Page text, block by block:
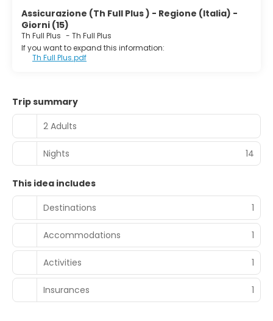
Assicurazione (Th Full Plus ) - Regione (Italia) -
Giorni (15)
Th Full Plus - Th Full Plus
If you want to expand this information:
Th Full Plus.pdf
Trip summary
2 Adults
Nights 14
This idea includes
Destinations
1
Accommodations 1
Activities 1
Insurances 1